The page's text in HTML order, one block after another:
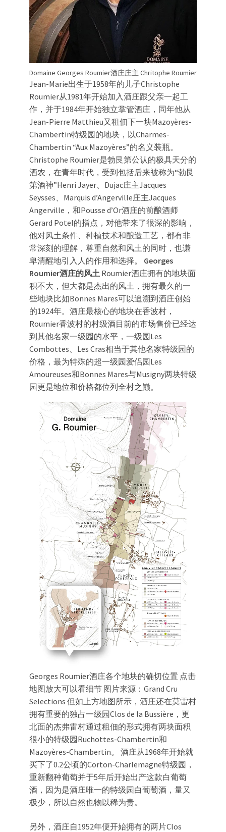
Domaine Georges Roumier酒庄庄主 Chritophe Roumier
Jean-Marie出生于1958年的儿子Christophe
Roumier从1981年开始加入酒庄跟父亲一起工
作，并于1984年开始独立掌管酒庄，同年他从
Jean-Pierre Matthieu又租佃下一块Mazoyères-
Chambertin特级园的地块，以Charmes-
Chambertin “Aux Mazoyères”的名义装瓶。
Christophe Roumier是勃艮第公认的极具天分的
酒农，在青年时代，受到包括后来被称为“勃艮
第酒神”Henri Jayer、Dujac庄主Jacques
Seysses、Marquis d’Angerville庄主Jacques
Angerville，和Pousse d’Or酒庄的前酿酒师
Gerard Potel的指点，对他带来了很深的影响，
他对风土条件、种植技术和酿造工艺，都有非
常深刻的理解，尊重自然和风土的同时，也谦
卑清醒地引入人的作用和选择。 Georges
Roumier酒庄的风土 Roumier酒庄拥有的地块面
积不大，但大都是杰出的风土，拥有最久的一
些地块比如Bonnes Mares可以追溯到酒庄创始
的1924年。酒庄最核心的地块在香波村，
Roumier香波村的村级酒目前的市场售价已经达
到其他名家一级园的水平，一级园Les
Combottes、Les Cras相当于其他名家特级园的
价格，最为特殊的超一级园爱侣园Les
Amoureuses和Bonnes Mares与Musigny两块特级
园更是地位和价格都位列全村之巅。
Georges Roumier酒庄各个地块的确切位置 点击
地图放大可以看细节 图片来源：Grand Cru
Selections 但如上方地图所示，酒庄还在莫雷村
拥有重要的独占一级园Clos de la Bussière，更
北面的杰弗雷村通过租佃的形式拥有两块面积
很小的特级园Ruchottes-Chambertin和
Mazoyères-Chambertin。 酒庄从1968年开始就
买下了0.2公顷的Corton-Charlemagne特级园，
重新翻种葡萄并于5年后开始出产这款白葡萄
酒，因为是酒庄唯一的特级园白葡萄酒，量又
极少，所以自然也物以稀为贵。
另外，酒庄自1952年便开始拥有的两片Clos